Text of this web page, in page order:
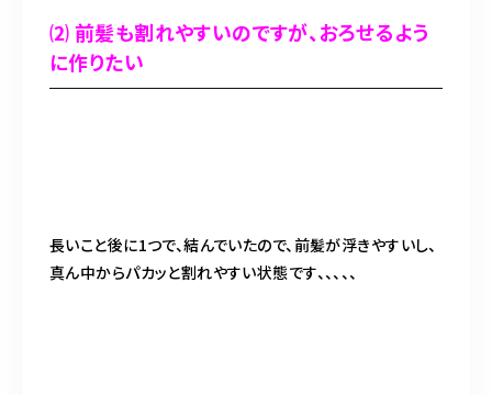
⑵ 前髪も割れやすいのですが、おろせるよう
に作りたい
長いこと後に1つで、結んでいたので、前髪が浮きやすいし、
真ん中からパカッと割れやすい状態です、、、、、